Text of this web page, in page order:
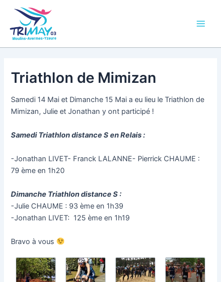
contenu
Triathlon de Mimizan
Samedi 14 Mai et Dimanche 15 Mai a eu lieu le Triathlon de
Mimizan, Julie et Jonathan y ont participé !
Samedi Triathlon distance S en Relais :
-Jonathan LIVET- Franck LALANNE- Pierrick CHAUME :
79 ème en 1h20
Dimanche Triathlon distance S :
-Julie CHAUME : 93 ème en 1h39
-Jonathan LIVET: 125 ème en 1h19
Bravo à vous